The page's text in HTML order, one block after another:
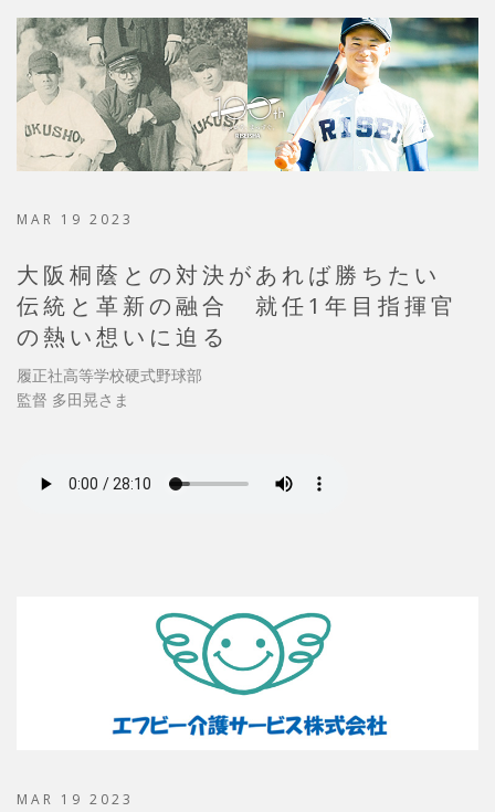
MAR 19 2023
大阪桐蔭との対決があれば勝ちたい
伝統と革新の融合 就任1年目指揮官
の熱い想いに迫る
履正社高等学校硬式野球部
監督 多田晃さま
MAR 19 2023